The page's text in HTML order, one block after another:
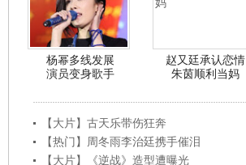
杨幂多线发展
演员变身歌手
赵又廷承认恋情
朱茵顺利当妈
【大片】古天乐带伤狂奔
【热门】周冬雨李治廷携手催泪
【大片】《逆战》造型遭曝光